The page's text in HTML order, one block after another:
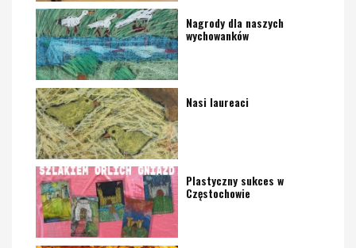
Nagrody dla naszych
wychowanków
Nasi laureaci
Plastyczny sukces w
Częstochowie